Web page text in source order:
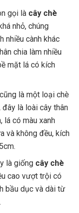
gọi là cây chè
nhỏ, chúng
nhiều cành khác
chia làm nhiều
mặt lá có kích
là một loại chè
đây là loài cây thân
lá có màu xanh
và không đều, kích
là giống cây chè
cao vượt trội có
bầu dục và dài từ